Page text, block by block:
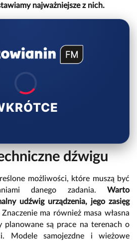
najważniejsze z nich.
dźwigu
możliwości, które muszą być
danego zadania. Warto
udźwig urządzenia, jego zasięg
Znaczenie ma również masa własna
planowane są prace na terenach o
Modele samojezdne i wieżowe